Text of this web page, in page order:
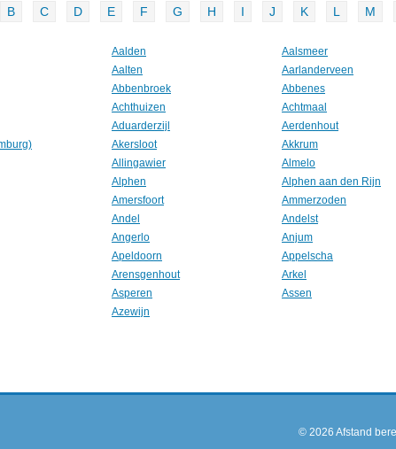
B C D E F G H I J K L M
Aalden Aalsmeer
Aalten Aarlanderveen
Abbenbroek Abbenes
Achthuizen Achtmaal
Aduarderzijl Aerdenhout
Akersloot Akkrum
Allingawier Almelo
Alphen Alphen aan den Rijn
Amersfoort Ammerzoden
Andel Andelst
Angerlo Anjum
Apeldoorn Appelscha
Arensgenhout Arkel
Asperen Assen
Azewijn
© 2026 Afstand